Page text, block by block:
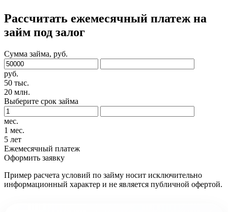
Рассчитать ежемесячный платеж на
займ под залог
Сумма займа, руб.
руб.
50 тыс.
20 млн.
Выберите срок займа
мес.
1 мес.
5 лет
Ежемесячный платеж
Оформить заявку
Пример расчета условий по займу носит исключительно
информационный характер и не является публичной офертой.